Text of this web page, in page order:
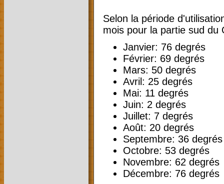
Selon la période
mois pour la partie sud du
Janvier: 76 degrés
Février: 69 degrés
Mars: 50 degrés
Avril: 25 degrés
Mai: 11 degrés
Juin: 2 degrés
Juillet: 7 degrés
Août: 20 degrés
Septembre: 36 degrés
Octobre: 53 degrés
Novembre: 62 degrés
Décembre: 76 degrés